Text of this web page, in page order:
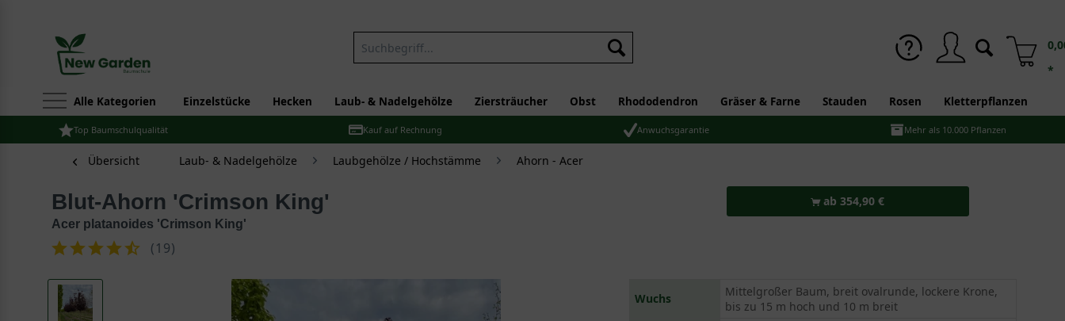
*
Alle Kategorien Einzelstücke Hecken Laub- & Nadelgehölze Ziersträucher Obst Rhododendron Gräser & Farne Stauden Rosen Kletterpflanzen
Top Baumschulqualität Kauf auf Rechnung Anwuchsgarantie Mehr als 10.000 Pflanzen
Übersicht Laub- & Nadelgehölze Laubgehölze / Hochstämme Ahorn - Acer
Blut-Ahorn 'Crimson King'
Acer platanoides 'Crimson King'
(19)
ab 354,90 €
Wuchs
Mittelgroßer Baum, breit ovalrunde, lockere Krone,
bis zu 15 m hoch und 10 m breit